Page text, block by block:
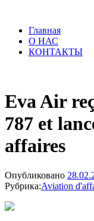
Главная
О НАС
КОНТАКТЫ
Eva Air
787 et
affaires
Опубликовано
Рубрика:Aviation